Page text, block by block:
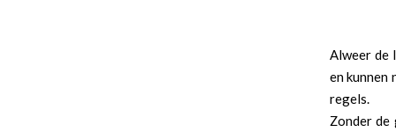
Alweer de
en kunnen
regels.
Zonder de